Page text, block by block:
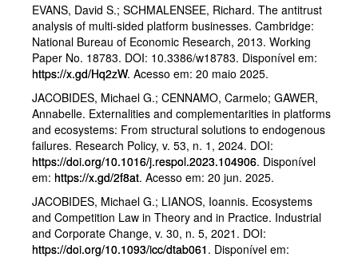
EVANS, David S.; SCHMALENSEE, Richard. The antitrust
analysis of multi-sided platform businesses. Cambridge:
National Bureau of Economic Research, 2013. Working
Paper No. 18783. DOI: 10.3386/w18783. Disponível em:
https://x.gd/Hq2zW. Acesso em: 20 maio 2025.
JACOBIDES, Michael G.; CENNAMO, Carmelo; GAWER,
Annabelle. Externalities and complementarities in platforms
and ecosystems: From structural solutions to endogenous
failures. Research Policy, v. 53, n. 1, 2024. DOI:
https://doi.org/10.1016/j.respol.2023.104906. Disponível
em: https://x.gd/2f8at. Acesso em: 20 jun. 2025.
JACOBIDES, Michael G.; LIANOS, Ioannis. Ecosystems
and Competition Law in Theory and in Practice. Industrial
and Corporate Change, v. 30, n. 5, 2021. DOI:
https://doi.org/10.1093/icc/dtab061 . Disponível em: